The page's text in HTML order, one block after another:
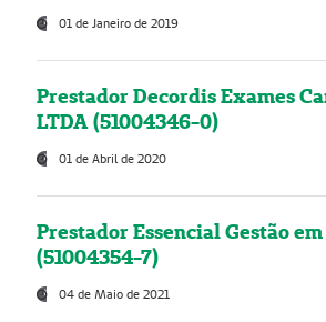
01 de Janeiro de 2019
Prestador Decordis Exames
LTDA (51004346-0)
01 de Abril de 2020
Prestador Essencial Gestão
(51004354-7)
04 de Maio de 2021